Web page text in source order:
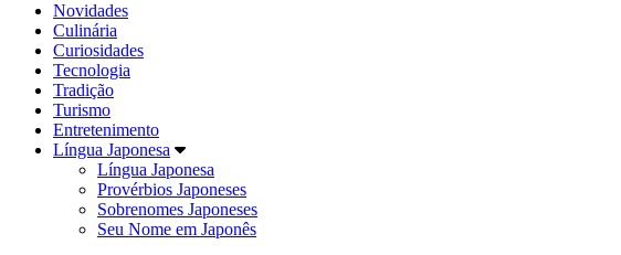
Novidades
Culinária
Curiosidades
Tecnologia
Tradição
Turismo
Entretenimento
Língua Japonesa
Língua Japonesa
Provérbios Japoneses
Sobrenomes Japoneses
Seu Nome em Japonês